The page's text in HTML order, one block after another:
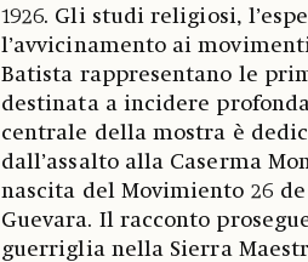
1926. Gli studi religiosi,
l’avvicinamento ai
Batista rappresentano le
destinata a incidere
centrale della mostra è
dall’assalto alla Caserma
nascita del Movimiento 26
Guevara. Il racconto
guerriglia nella Sierra